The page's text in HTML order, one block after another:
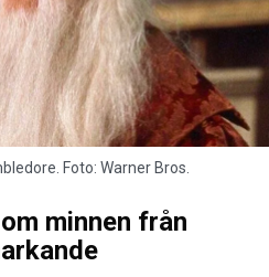
Foto: Warner Bros.
minnen från